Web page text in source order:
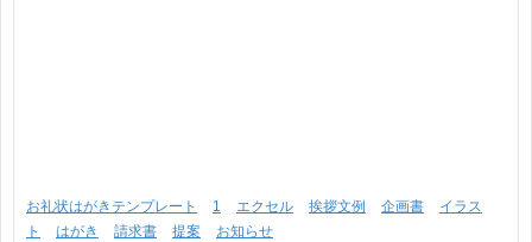
お礼状はがきテンプレート 1 エクセル 挨拶文例 企画書
イラス
ト
はがき 請求書 提案 お知らせ